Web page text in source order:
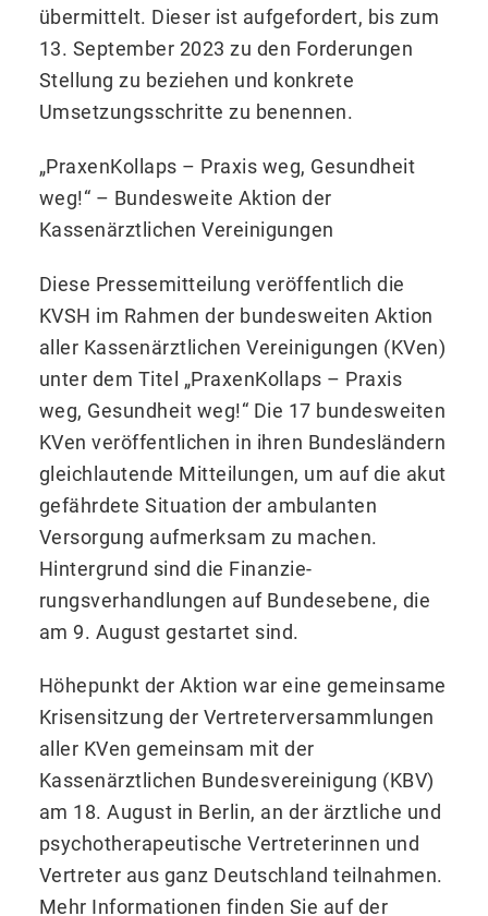
übermittelt. Dieser ist aufgefordert, bis zum
13. September 2023 zu den Forderungen
Stellung zu beziehen und konkrete
Umsetzungsschritte zu benennen.
„PraxenKollaps – Praxis weg, Gesundheit
weg!“ – Bundesweite Aktion der
Kassenärztlichen Ver­einigungen
Diese Pressemitteilung veröffentlich die
KVSH im Rahmen der bundesweiten Aktion
aller Kassenärztli­chen Vereinigungen (KVen)
unter dem Titel „PraxenKollaps – Praxis
weg, Gesundheit weg!“ Die 17 bun­desweiten
KVen veröffentlichen in ihren Bundesländern
gleichlautende Mitteilungen, um auf die akut
ge­fährdete Situation der ambulanten
Versorgung aufmerksam zu machen.
Hintergrund sind die Finanzie­
rungsverhandlungen auf Bundesebene, die
am 9. August gestartet sind.
Höhepunkt der Aktion war eine gemeinsame
Krisensitzung der Vertreterversammlungen
aller KVen gemeinsam mit der
Kassenärztlichen Bundesvereinigung (KBV)
am 18. August in Berlin, an der ärztliche und
psychotherapeutische Vertreterinnen und
Vertreter aus ganz Deutschland teilnahmen.
Mehr Informationen finden Sie auf der